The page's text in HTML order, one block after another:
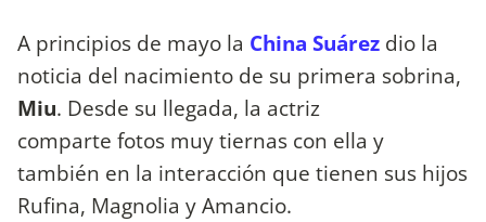
A principios de mayo la China Suárez dio la
noticia del nacimiento de su primera sobrina,
Miu. Desde su llegada, la actriz
comparte fotos muy tiernas con ella y
también en la interacción que tienen sus hijos
Rufina, Magnolia y Amancio.